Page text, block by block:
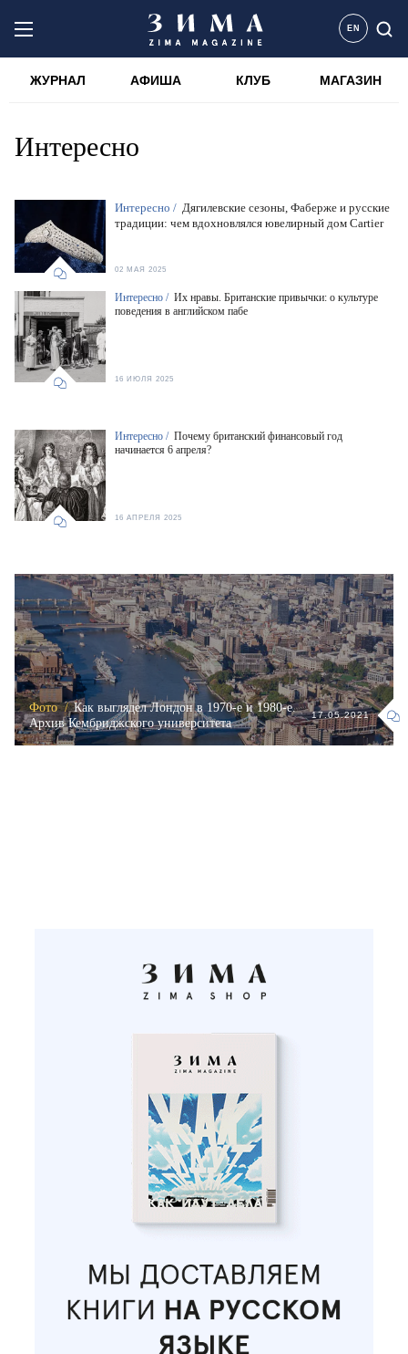
EN
ЖУРНАЛ АФИША КЛУБ МАГАЗИН
Интересно
Интересно / Их нравы. Британские привычки: о культуре
поведения в английском пабе
16 ИЮЛЯ 2025
Интересно / Дягилевские сезоны, Фаберже и русские
традиции: чем вдохновлялся ювелирный дом Cartier
02 МАЯ 2025
Интересно / Почему британский финансовый год
начинается 6 апреля?
16 АПРЕЛЯ 2025
Фото / Как выглядел Лондон в 1970-е и 1980-е.
Архив Кембриджского университета
17.05.2021